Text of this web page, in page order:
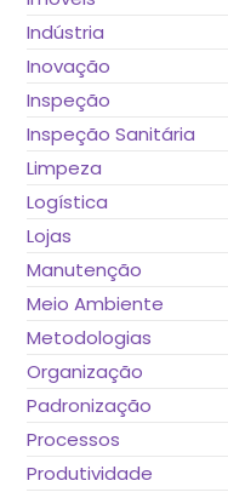
Indústria
Inovação
Inspeção
Inspeção Sanitária
Limpeza
Logística
Lojas
Manutenção
Meio Ambiente
Metodologias
Organização
Padronização
Processos
Produtividade